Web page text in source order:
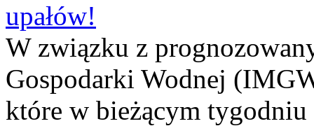
upałów!
W związku z
Gospodarki Wodnej
które w bieżącym tygodniu